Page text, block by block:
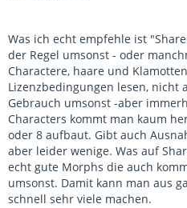
Was ich echt empfehle ist
der Regel umsonst - oder
Charactere, haare und
Lizenzbedingungen lesen, nicht
Gebrauch umsonst -aber
Characters kommt man kaum
oder 8 aufbaut. Gibt auch
aber leider wenige. Was auf
echt gute Morphs die auch
umsonst. Damit kann man aus
schnell sehr viele machen.